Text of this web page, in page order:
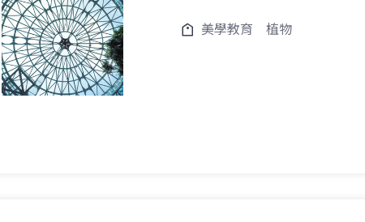
美學教育 植物